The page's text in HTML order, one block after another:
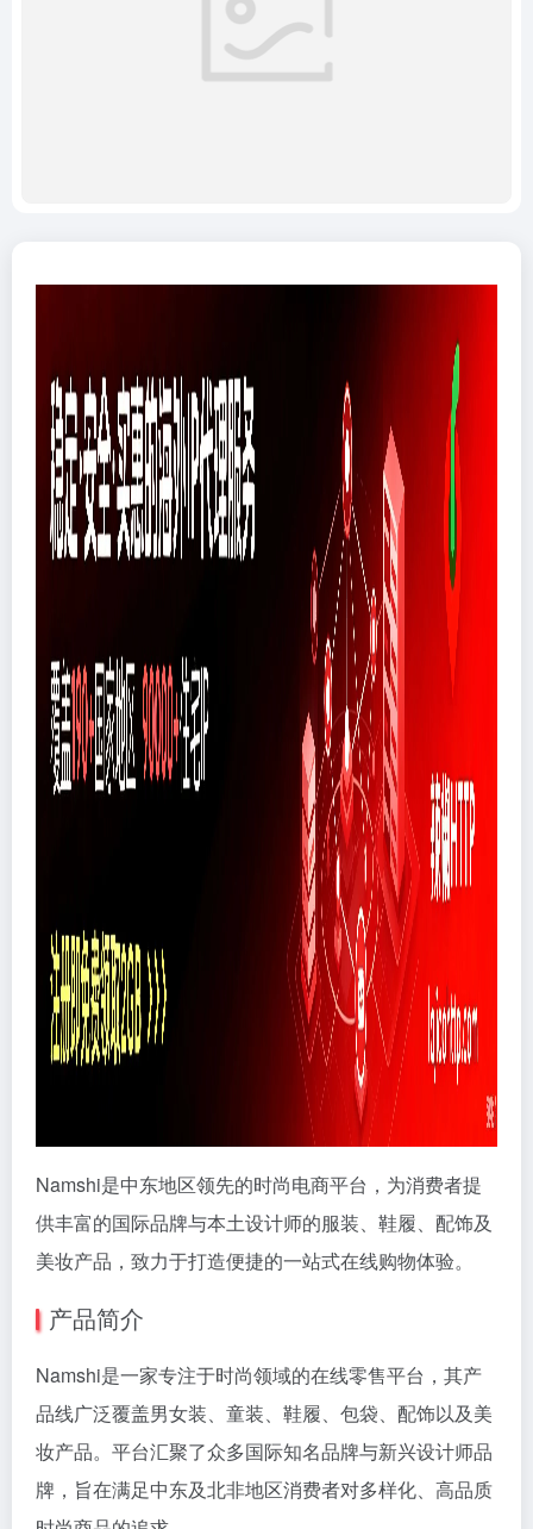
Namshi是中东地区领先的时尚电商平台，为消费者提
供丰富的国际品牌与本土设计师的服装、鞋履、配饰及
美妆产品，致力于打造便捷的一站式在线购物体验。
产品简介
Namshi是一家专注于时尚领域的在线零售平台，其产
品线广泛覆盖男女装、童装、鞋履、包袋、配饰以及美
妆产品。平台汇聚了众多国际知名品牌与新兴设计师品
牌，旨在满足中东及北非地区消费者对多样化、高品质